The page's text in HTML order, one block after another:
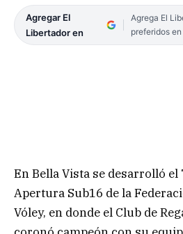
Agregar El
Libertador en
Agrega El
preferidos
En Bella Vista se desarrolló
Apertura Sub16 de la
Vóley, en donde el Club de